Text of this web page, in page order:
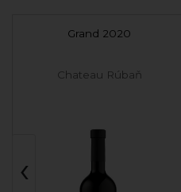
Grand 2020
Chateau Rúbaň
‹